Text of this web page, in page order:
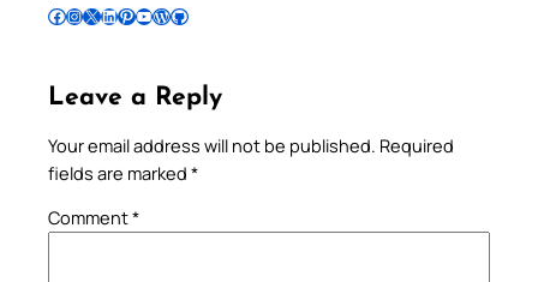
Follow Pradeep on Facebook Follow Pradeep on InstagramFollow Pradeep on X Follow Pradeep on LinkedIn Follow Pradeep on Pinterest Subscribe to Pradeep’s Youtube Channel Follow Pradeep on WordPress Follow Pradeep on GitHub
Leave a Reply
Your email address will not be published. Required
fields are marked *
Comment*